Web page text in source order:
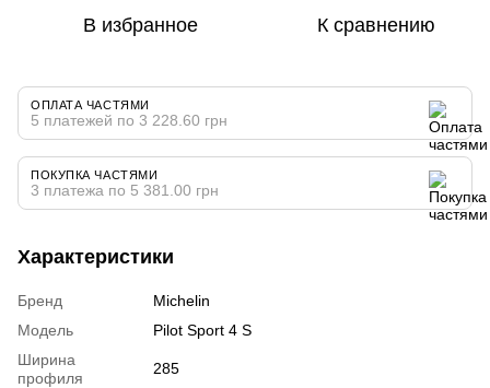
В избранное К сравнению
ОПЛАТА ЧАСТЯМИ
5 платежей по 3 228.60 грн
ПОКУПКА ЧАСТЯМИ
3 платежа по 5 381.00 грн
Характеристики
Бренд
Michelin
Модель
Pilot Sport 4 S
Ширина
профиля
285